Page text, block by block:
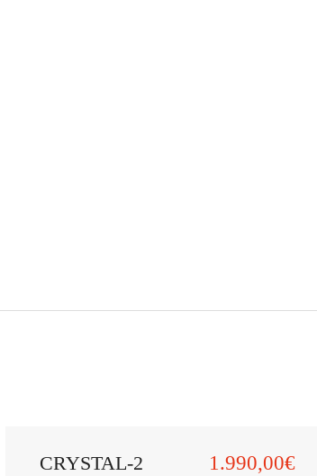
CRYSTAL-2 1.990,00€